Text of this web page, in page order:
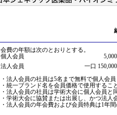
会費の年額は次のとおりとする。
個人会員
法人会員
一口
・法人会員の社員は5名まで無料で個人会
・統一ブランド名を会員価格で使用するこ
・法人会員の社員は学術大会に個人会員と
・学術大会に協賛または出展し、かつ法
・法人会員の年会費および会員特典は1年